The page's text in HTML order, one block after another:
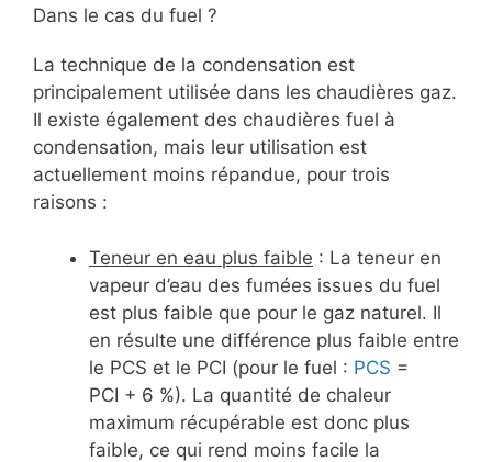
Dans le cas du fuel ?
La technique de la condensation est
principalement utilisée dans les chaudières gaz.
Il existe également des chaudières fuel à
condensation, mais leur utilisation est
actuellement moins répandue, pour trois
raisons :
Teneur en eau plus faible : La teneur en
vapeur d’eau des fumées issues du fuel
est plus faible que pour le gaz naturel. Il
en résulte une différence plus faible entre
le PCS et le PCI (pour le fuel : PCS =
PCI + 6 %). La quantité de chaleur
maximum récupérable est donc plus
faible, ce qui rend moins facile la